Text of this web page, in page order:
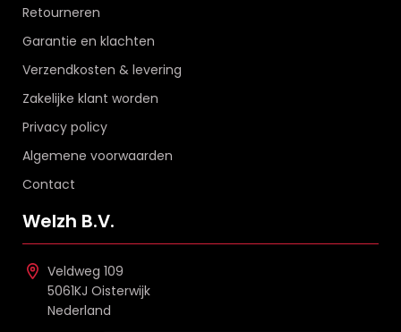
Retourneren
Garantie en klachten
Verzendkosten & levering
Zakelijke klant worden
Privacy policy
Algemene voorwaarden
Contact
Welzh B.V.
Veldweg 109
5061KJ Oisterwijk
Nederland